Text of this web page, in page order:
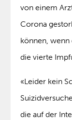
von einem
Corona
können,
die vierte
«Leider kein
die auf der